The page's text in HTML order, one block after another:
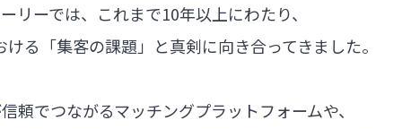
リーでは、これまで10年以上にわたり、
る「集客の課題」と真剣に向き合ってきました。
頼でつながるマッチングプラットフォームや、